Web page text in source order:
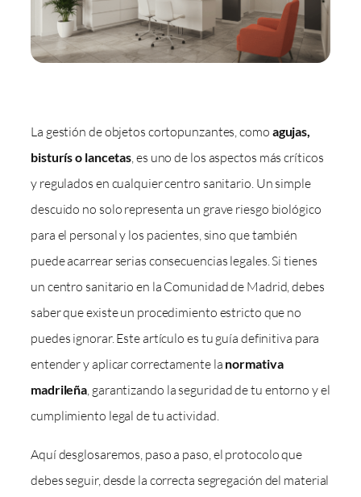
La gestión de objetos cortopunzantes, como agujas,
bisturís o lancetas, es uno de los aspectos más críticos
y regulados en cualquier centro sanitario. Un simple
descuido no solo representa un grave riesgo biológico
para el personal y los pacientes, sino que también
puede acarrear serias consecuencias legales. Si tienes
un centro sanitario en la Comunidad de Madrid, debes
saber que existe un procedimiento estricto que no
puedes ignorar. Este artículo es tu guía definitiva para
entender y aplicar correctamente la normativa
madrileña, garantizando la seguridad de tu entorno y el
cumplimiento legal de tu actividad.
Aquí desglosaremos, paso a paso, el protocolo que
debes seguir, desde la correcta segregación del material